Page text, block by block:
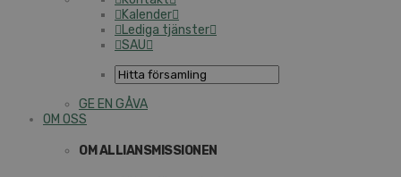
Kalender
Lediga tjänster
SAU
GE EN GÅVA
OM OSS
OM ALLIANSMISSIONEN